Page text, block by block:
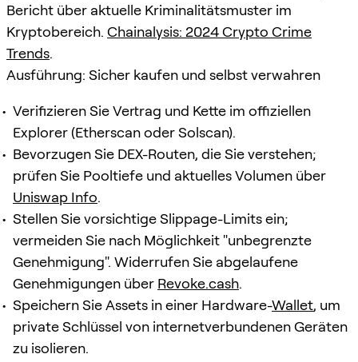
Bericht über aktuelle Kriminalitätsmuster im
Kryptobereich. Chainalysis: 2024 Crypto Crime
Trends.
Ausführung: Sicher kaufen und selbst verwahren
Verifizieren Sie Vertrag und Kette im offiziellen
Explorer (Etherscan oder Solscan).
Bevorzugen Sie DEX-Routen, die Sie verstehen;
prüfen Sie Pooltiefe und aktuelles Volumen über
Uniswap Info.
Stellen Sie vorsichtige Slippage-Limits ein;
vermeiden Sie nach Möglichkeit "unbegrenzte
Genehmigung". Widerrufen Sie abgelaufene
Genehmigungen über Revoke.cash.
Speichern Sie Assets in einer Hardware-Wallet, um
private Schlüssel von internetverbundenen Geräten
zu isolieren.